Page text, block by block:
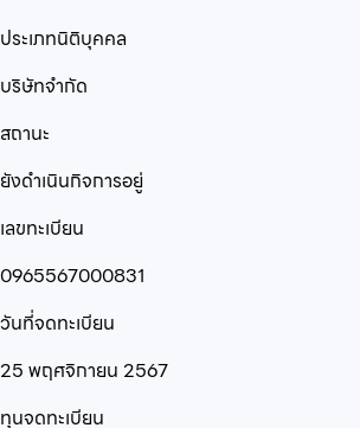
ประเภทนิติบุคคล
บริษัทจำกัด
สถานะ
ยังดำเนินกิจการอยู่
เลขทะเบียน
0965567000831
วันที่จดทะเบียน
25 พฤศจิกายน 2567
ทุนจดทะเบียน